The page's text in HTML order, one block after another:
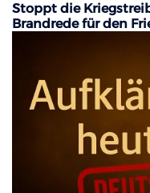
Stoppt die
Brandrede für den